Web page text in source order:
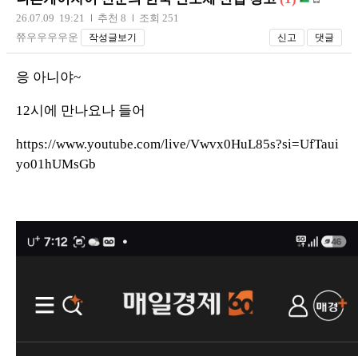
26.07.09 19:21 추천 8
조회 251
쮸우우우우운
작성글보기 신고 댓글
응 아니야~
12시에 만나요나 들어
https://www.youtube.com/live/Vwvx0HuL85s?si=UfTaui
yo01hUMsGb